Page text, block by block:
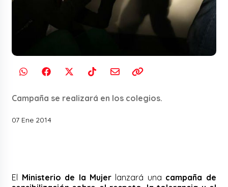
Campaña se realizará en los colegios.
07 Ene 2014
El Ministerio de la Mujer lanzará una campaña de